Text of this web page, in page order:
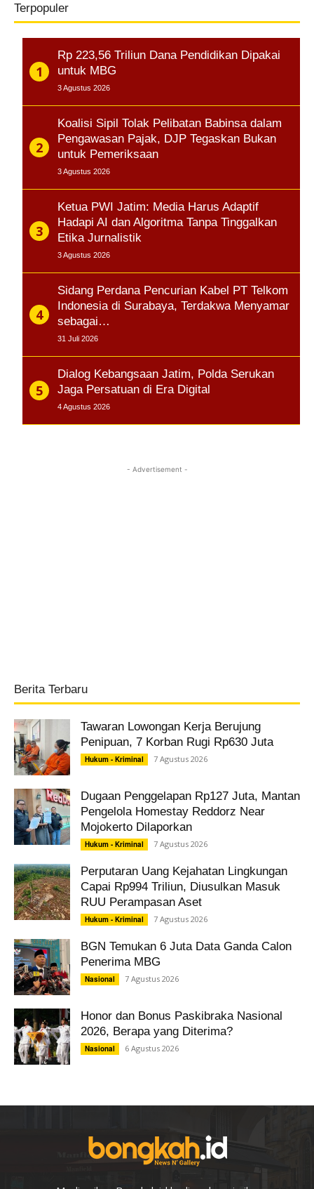
Terpopuler
Rp 223,56 Triliun Dana Pendidikan Dipakai
untuk MBG
3 Agustus 2026
Koalisi Sipil Tolak Pelibatan Babinsa dalam
Pengawasan Pajak, DJP Tegaskan Bukan
untuk Pemeriksaan
3 Agustus 2026
Ketua PWI Jatim: Media Harus Adaptif
Hadapi AI dan Algoritma Tanpa Tinggalkan
Etika Jurnalistik
3 Agustus 2026
Sidang Perdana Pencurian Kabel PT Telkom
Indonesia di Surabaya, Terdakwa Menyamar
sebagai…
31 Juli 2026
Dialog Kebangsaan Jatim, Polda Serukan
Jaga Persatuan di Era Digital
4 Agustus 2026
- Advertisement -
Berita Terbaru
Tawaran Lowongan Kerja Berujung
Penipuan, 7 Korban Rugi Rp630 Juta
Hukum - Kriminal 7 Agustus 2026
Dugaan Penggelapan Rp127 Juta, Mantan
Pengelola Homestay Reddorz Near
Mojokerto Dilaporkan
Hukum - Kriminal 7 Agustus 2026
Perputaran Uang Kejahatan Lingkungan
Capai Rp994 Triliun, Diusulkan Masuk
RUU Perampasan Aset
Hukum - Kriminal 7 Agustus 2026
BGN Temukan 6 Juta Data Ganda Calon
Penerima MBG
Nasional 7 Agustus 2026
Honor dan Bonus Paskibraka Nasional
2026, Berapa yang Diterima?
Nasional 6 Agustus 2026